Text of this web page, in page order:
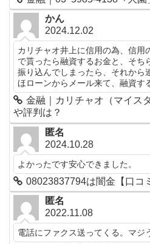
かん
2024.12.02
カリチャオ井上に信用の為、信用
で貰ったら融資するお金と、そち
振り込んでしまったら、それから
ほローンからメール来て、融資す
金融｜カリチャオ（マイス
や評判は？
匿名
2024.10.28
よかったです安心できました。
08023837794は闇金【口コ
匿名
2022.11.08
電話にファクス送ってくる。マジ